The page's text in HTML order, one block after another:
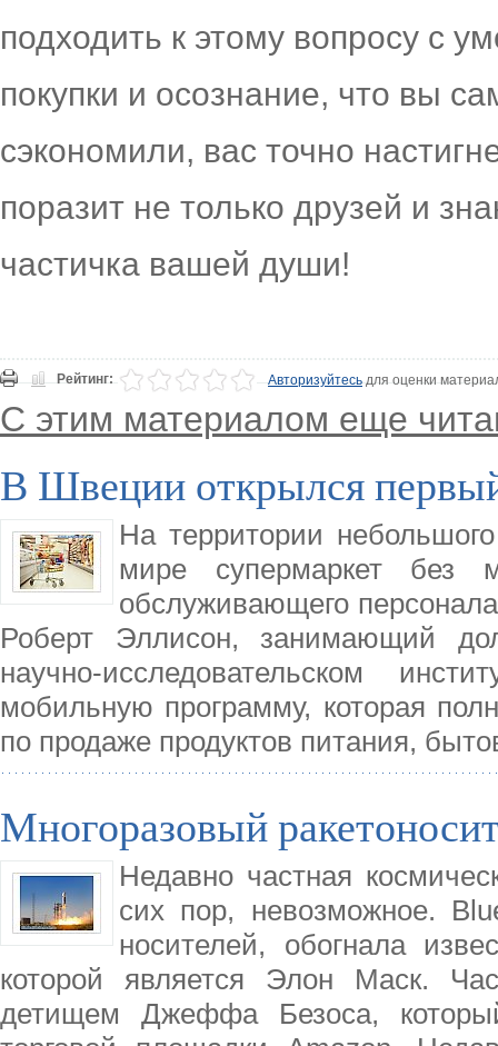
подходить к этому вопросу с
покупки и осознание, что вы
сэкономили, вас точно
поразит не только друзей и
частичка вашей души!
Рейтинг: Авторизуйтесьдля оценки
С этим материалом еще
В Швеции открылся
На территории
мире супермаркет без
обслуживающего
Роберт Эллисон, занимающий
научно-исследовательском
мобильную программу, которая
по продаже продуктов питания,
Многоразовый
Недавно частная
сих пор, невозможное.
носителей, обогнала
которой является Элон Маск.
детищем Джеффа Безоса,